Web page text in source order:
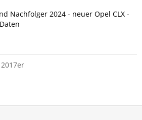
Nachfolger 2024 - neuer Opel CLX -